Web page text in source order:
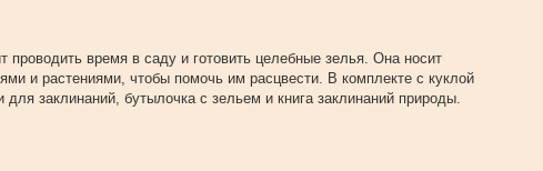
время в саду и готовить целебные зелья. Она носит
и растениями, чтобы помочь им расцвести. В комплекте с куклой
заклинаний, бутылочка с зельем и книга заклинаний природы.